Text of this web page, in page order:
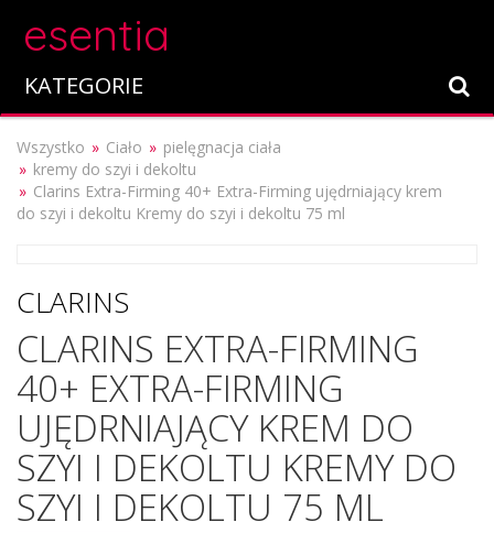
esentia
KATEGORIE
Wszystko Ciało
pielęgnacja ciała
kremy do szyi i dekoltu
Clarins Extra-Firming 40+ Extra-Firming ujędrniający krem
do szyi i dekoltu Kremy do szyi i dekoltu 75 ml
CLARINS
CLARINS EXTRA-FIRMING
40+ EXTRA-FIRMING
UJĘDRNIAJĄCY KREM DO
SZYI I DEKOLTU KREMY DO
SZYI I DEKOLTU 75 ML